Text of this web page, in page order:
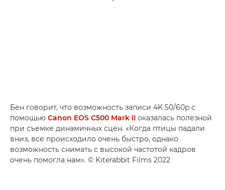
Бен говорит, что возможность записи 4K 50/60p с
помощью Canon EOS C500 Mark II оказалась полезной
при съемке динамичных сцен. «Когда птицы падали
вниз, все происходило очень быстро, однако
возможность снимать с высокой частотой кадров
очень помогла нам». © Kiterabbit Films 2022